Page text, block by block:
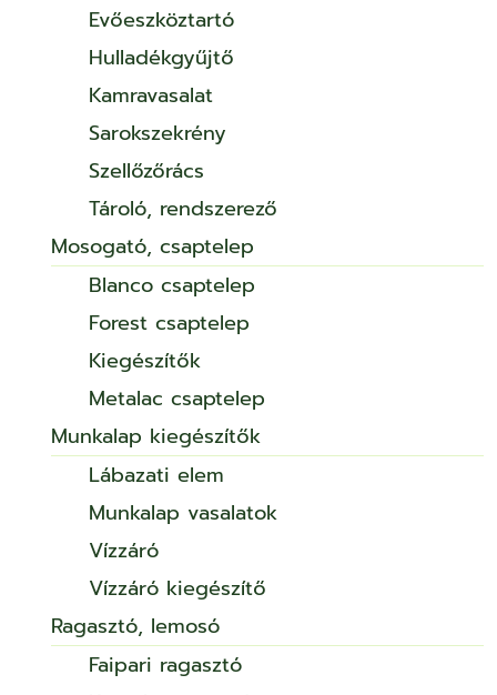
Evőeszköztartó
Hulladékgyűjtő
Kamravasalat
Sarokszekrény
Szellőzőrács
Tároló, rendszerező
Mosogató, csaptelep
Blanco csaptelep
Forest csaptelep
Kiegészítők
Metalac csaptelep
Munkalap kiegészítők
Lábazati elem
Munkalap vasalatok
Vízzáró
Vízzáró kiegészítő
Ragasztó, lemosó
Faipari ragasztó